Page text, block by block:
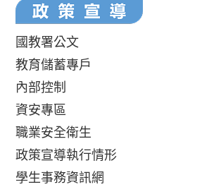
國教署公文
教育儲蓄專戶
內部控制
資安專區
職業安全衛生
政策宣導執行情形
學生事務資訊網